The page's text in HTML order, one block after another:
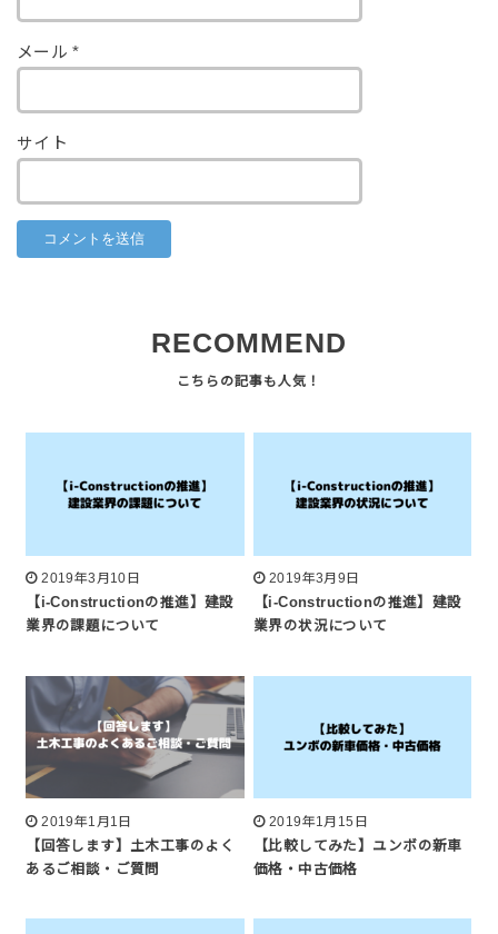
メール*
サイト
RECOMMEND
2019年3月10日
【i-Constructionの推進】建設
業界の課題について
2019年3月9日
【i-Constructionの推進】建設
業界の状況について
2019年1月1日
【回答します】土木工事のよく
あるご相談・ご質問
2019年1月15日
【比較してみた】ユンボの新車
価格・中古価格